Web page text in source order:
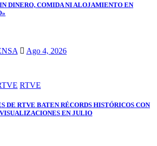
DINERO, COMIDA NI ALOJAMIENTO EN
Ago 4, 2026
RTVE
DE RTVE BATEN RÉCORDS HISTÓRICOS CON
EN JULIO